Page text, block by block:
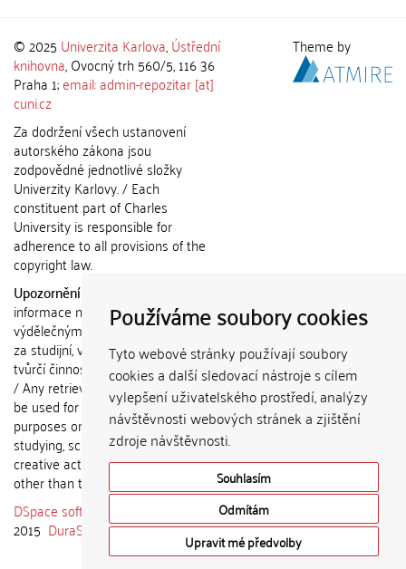
Používáme soubory cookies
Tyto webové stránky používají soubory
cookies a další sledovací nástroje s cílem
vylepšení uživatelského prostředí, analýzy
návštěvnosti webových stránek a zjištění
zdroje návštěvnosti.
Souhlasím
Odmítám
Upravit mé předvolby
© 2025 Univerzita Karlova,Ústřední
knihovna, Ovocný trh 560/5, 116 36
Praha 1;email: admin-repozitar [at]
cuni.cz
Za dodržení všech ustanovení
autorského zákona jsou
zodpovědné jednotlivé složky
Univerzity Karlovy. / Each
constituent part of Charles
University is responsible for
adherence to all provisions of the
copyright law.
Upozornění / Notice:
informace nemohou být použity k
výdělečným účelům nebo vydávány
za studijní, vědeckou nebo jinou
tvůrčí činnost jiné osoby než autora.
/ Any retrieved information shall not
be used for any commercial
purposes or claimed as results of
studying, scientific or any other
creative activities of any person
other than the author.
DSpace software
copyright © 2002-
2015 DuraSpace
Theme by